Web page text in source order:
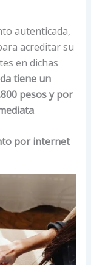
autenticada,
acreditar su
en dichas
tiene un
pesos y por
.
por internet